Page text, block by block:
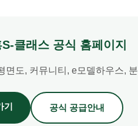
클래스 공식 홈페이지
면도, 커뮤니티, e모델하우스,
기 공식 공급안내